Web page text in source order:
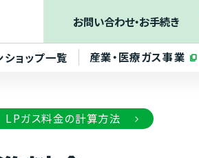
お問い合わせ・お手続き
ショップ一覧 産業・医療ガス事業
LPガス料金の計算方法